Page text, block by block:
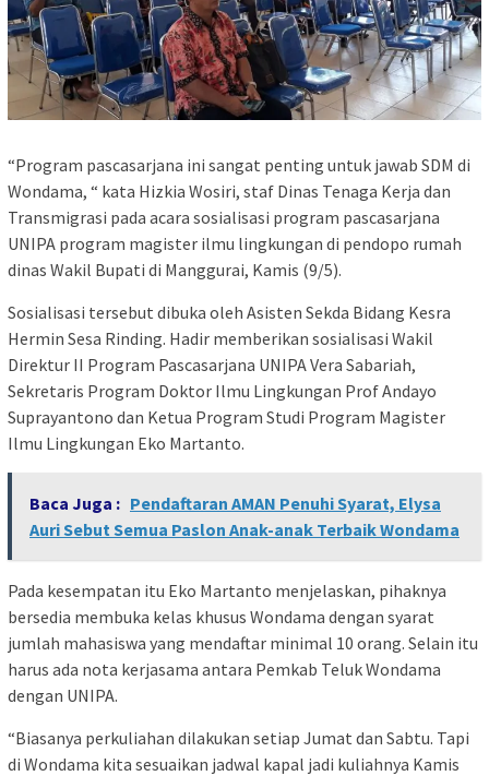
“Program pascasarjana ini sangat penting untuk jawab SDM di
Wondama, “ kata Hizkia Wosiri, staf Dinas Tenaga Kerja dan
Transmigrasi pada acara sosialisasi program pascasarjana
UNIPA program magister ilmu lingkungan di pendopo rumah
dinas Wakil Bupati di Manggurai, Kamis (9/5).
Sosialisasi tersebut dibuka oleh Asisten Sekda Bidang Kesra
Hermin Sesa Rinding. Hadir memberikan sosialisasi Wakil
Direktur II Program Pascasarjana UNIPA Vera Sabariah,
Sekretaris Program Doktor Ilmu Lingkungan Prof Andayo
Suprayantono dan Ketua Program Studi Program Magister
Ilmu Lingkungan Eko Martanto.
Baca Juga : Pendaftaran AMAN Penuhi Syarat, Elysa
Auri Sebut Semua Paslon Anak-anak Terbaik Wondama
Pada kesempatan itu Eko Martanto menjelaskan, pihaknya
bersedia membuka kelas khusus Wondama dengan syarat
jumlah mahasiswa yang mendaftar minimal 10 orang. Selain itu
harus ada nota kerjasama antara Pemkab Teluk Wondama
dengan UNIPA.
“Biasanya perkuliahan dilakukan setiap Jumat dan Sabtu. Tapi
di Wondama kita sesuaikan jadwal kapal jadi kuliahnya Kamis